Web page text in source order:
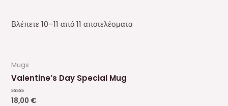
Βλέπετε 10–11 από 11 αποτελέσματα
Mugs
Valentine’s Day Special Mug
Βαθμολογήθηκε
18,00 €